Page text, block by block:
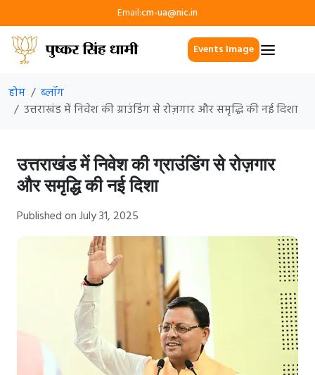
Email:cm-ua@nic.in
Events Image
होम
ब्लॉग
उत्तराखंड में निवेश की ग्राउंडिंग से रोज़गार और समृद्धि की नई दिशा
उत्तराखंड में निवेश की ग्राउंडिंग से रोज़गार
और समृद्धि की नई दिशा
Published on July 31, 2025